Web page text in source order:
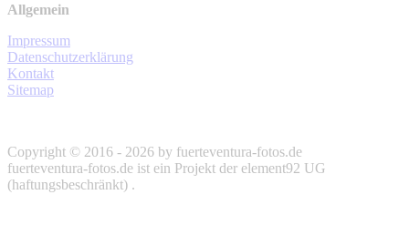
Allgemein
Impressum
Datenschutzerklärung
Kontakt
Sitemap
Copyright © 2016 - 2026 by fuerteventura-fotos.de
fuerteventura-fotos.de ist ein Projekt der element92 UG
(haftungsbeschränkt) .